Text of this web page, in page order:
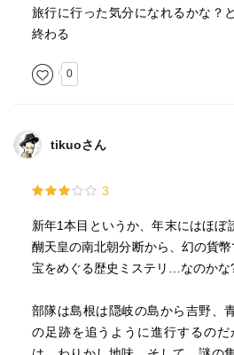
旅行に行った気分になれるかな？
終わる
0
tikuoさん
3
新年1本目というか、年末にはほぼ
醐天皇の南北朝分断から、幻の貨
宝をめぐる歴史ミステリ…なのかな
部隊は島根は隠岐の島から吉野、
の足跡を追うように進行するの